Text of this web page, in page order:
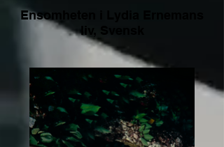
Ensomheten i Lydia Ernemans
liv, Svensk